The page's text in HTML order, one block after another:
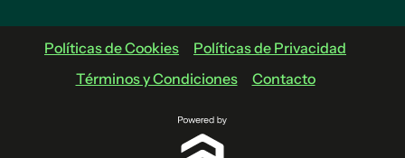
Políticas de Cookies
Políticas de Privacidad
Términos y Condiciones
Contacto